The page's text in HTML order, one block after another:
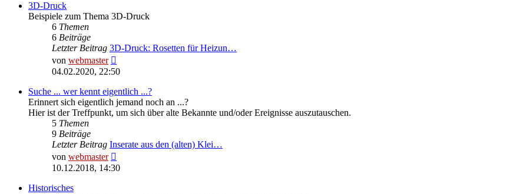
3D-Druck
Beispiele zum Thema 3D-Druck
6 Themen
6 Beiträge
Letzter Beitrag 3D-Druck: Rosetten für Heizun…
von webmaster
Beitrag
04.02.2020, 22:50
Suche ... wer kennt eigentlich ...?
Erinnert sich eigentlich jemand noch an ...?
Hier ist der Treffpunkt, um sich über alte Bekannte und/oder Ereignisse auszutauschen.
5 Themen
9 Beiträge
Letzter Beitrag Inserate aus den (alten) Klei…
von webmaster
Beitrag
10.12.2018, 14:30
Historisches